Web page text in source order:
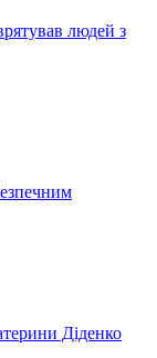
людей з
Діденко